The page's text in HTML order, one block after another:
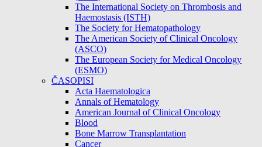
The International Society on Thrombosis and
Haemostasis (ISTH)
The Society for Hematopathology
The American Society of Clinical Oncology
(ASCO)
The European Society for Medical Oncology
(ESMO)
ČASOPISI
Acta Haematologica
Annals of Hematology
American Journal of Clinical Oncology
Blood
Bone Marrow Transplantation
Cancer